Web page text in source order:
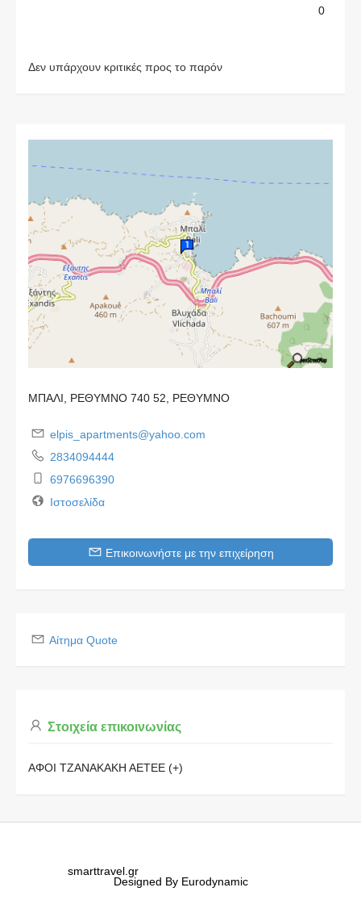
0
Δεν υπάρχουν κριτικές προς το παρόν
ΜΠΑΛΙ, ΡΕΘΥΜΝΟ 740 52, ΡΕΘΥΜΝΟ
elpis_apartments@yahoo.com
2834094444
6976696390
Ιστοσελίδα
Επικοινωνήστε με την επιχείρηση
Αίτημα Quote
Στοιχεία επικοινωνίας
ΑΦΟΙ ΤΖΑΝΑΚΑΚΗ ΑΕΤΕΕ (+)
smarttravel.gr
Designed By Eurodynamic